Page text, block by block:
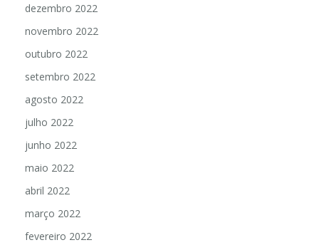
dezembro 2022
novembro 2022
outubro 2022
setembro 2022
agosto 2022
julho 2022
junho 2022
maio 2022
abril 2022
março 2022
fevereiro 2022